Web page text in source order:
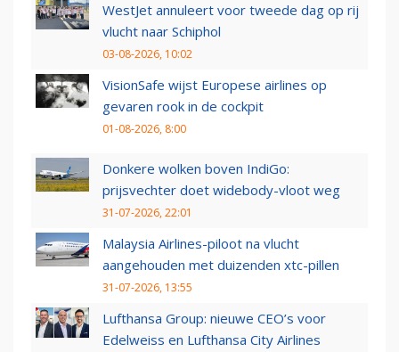
WestJet annuleert voor tweede dag op rij
vlucht naar Schiphol
03-08-2026, 10:02
VisionSafe wijst Europese airlines op
gevaren rook in de cockpit
01-08-2026, 8:00
Donkere wolken boven IndiGo:
prijsvechter doet widebody-vloot weg
31-07-2026, 22:01
Malaysia Airlines-piloot na vlucht
aangehouden met duizenden xtc-pillen
31-07-2026, 13:55
Lufthansa Group: nieuwe CEO’s voor
Edelweiss en Lufthansa City Airlines